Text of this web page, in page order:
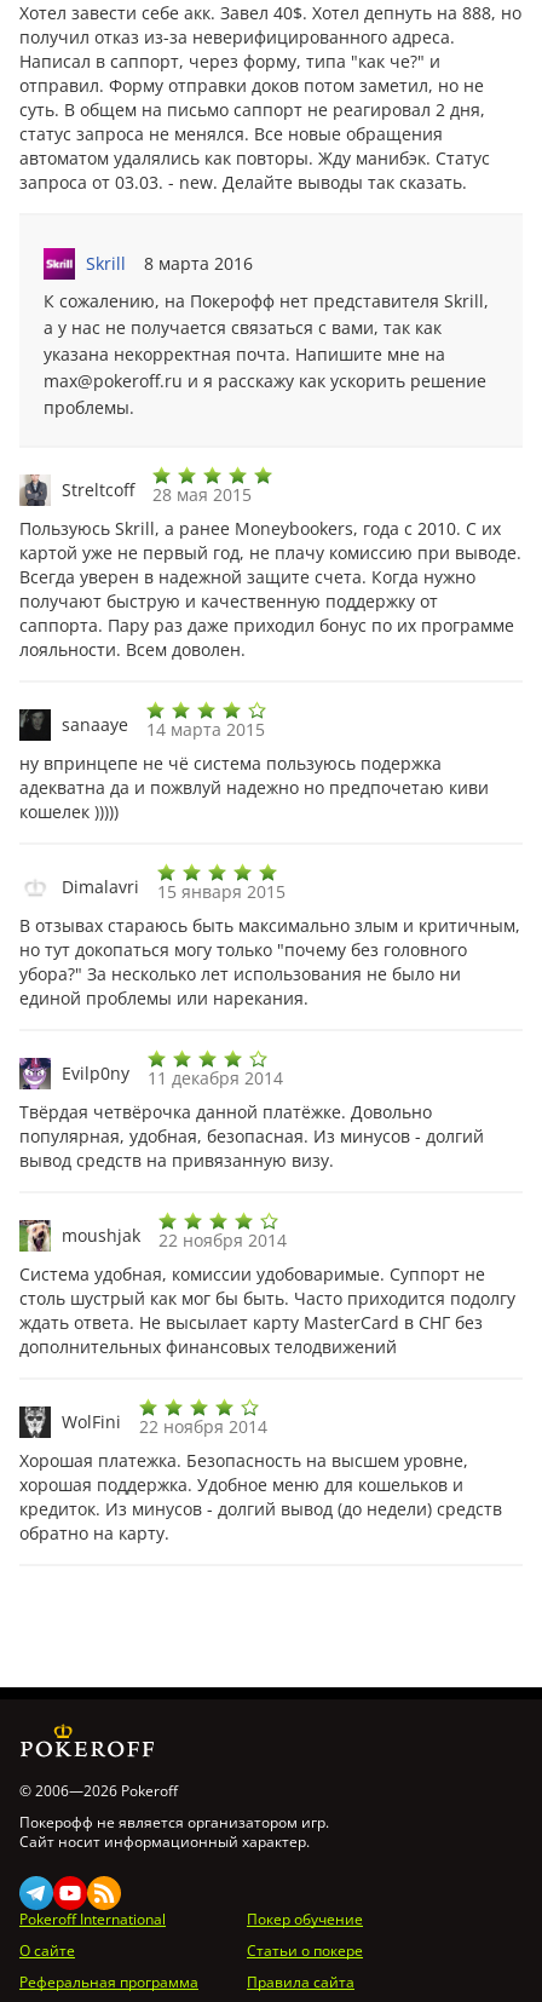
Хотел завести себе акк. Завел 40$. Хотел депнуть на 888, но
получил отказ из-за неверифицированного адреса.
Написал в саппорт, через форму, типа "как че?" и
отправил. Форму отправки доков потом заметил, но не
суть. В общем на письмо саппорт не реагировал 2 дня,
статус запроса не менялся. Все новые обращения
автоматом удалялись как повторы. Жду манибэк. Статус
запроса от 03.03. - new. Делайте выводы так сказать.
Skrill
8 марта 2016
К сожалению, на Покерофф нет представителя Skrill,
а у нас не получается связаться с вами, так как
указана некорректная почта. Напишите мне на
max@pokeroff.ru и я расскажу как ускорить решение
проблемы.
Streltcoff
28 мая 2015
Пользуюсь Skrill, а ранее Moneybookers, года с 2010. С их
картой уже не первый год, не плачу комиссию при выводе.
Всегда уверен в надежной защите счета. Когда нужно
получают быструю и качественную поддержку от
саппорта. Пару раз даже приходил бонус по их программе
лояльности. Всем доволен.
sanaaye
14 марта 2015
ну впринцепе не чё система пользуюсь подержка
адекватна да и пожвлуй надежно но предпочетаю киви
кошелек )))))
Dimalavri
15 января 2015
В отзывах стараюсь быть максимально злым и критичным,
но тут докопаться могу только "почему без головного
убора?" За несколько лет использования не было ни
единой проблемы или нарекания.
Evilp0ny
11 декабря 2014
Твёрдая четвёрочка данной платёжке. Довольно
популярная, удобная, безопасная. Из минусов - долгий
вывод средств на привязанную визу.
moushjak
22 ноября 2014
Система удобная, комиссии удобоваримые. Суппорт не
столь шустрый как мог бы быть. Часто приходится подолгу
ждать ответа. Не высылает карту MasterCard в СНГ без
дополнительных финансовых телодвижений
WolFini
22 ноября 2014
Хорошая платежка. Безопасность на высшем уровне,
хорошая поддержка. Удобное меню для кошельков и
кредиток. Из минусов - долгий вывод (до недели) средств
обратно на карту.
© 2006—2026 Pokeroff
Покерофф не является организатором игр.
Сайт носит информационный характер.
Pokeroff International
Покер обучение
О сайте
Статьи о покере
Реферальная программа
Правила сайта